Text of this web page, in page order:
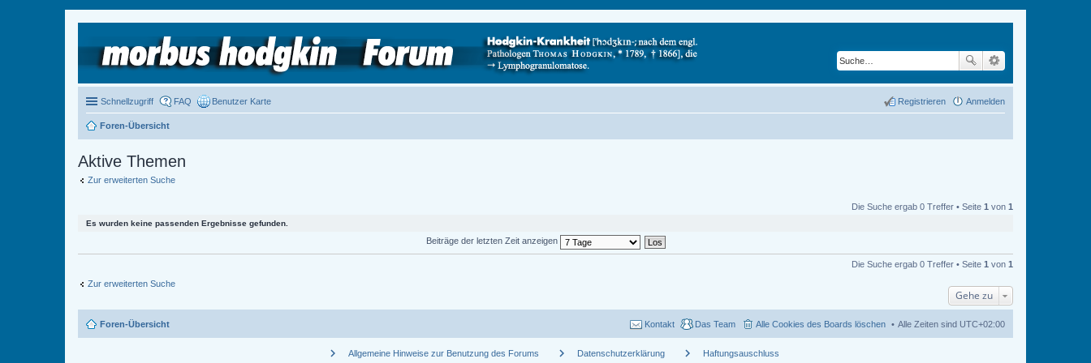
Schnellzugriff FAQ Benutzer Karte Anmelden
Registrieren
Foren-Übersicht
Aktive Themen
Zur erweiterten Suche
Die Suche ergab 0 Treffer • Seite 1 von 1
Es wurden keine passenden Ergebnisse gefunden.
Beiträge der letzten Zeit anzeigen
Die Suche ergab 0 Treffer • Seite 1 von 1
Zur erweiterten Suche
Gehe zu
Foren-Übersicht Alle Zeiten sind UTC+02:00
Alle Cookies des Boards löschen
Das Team
Kontakt
chevron_right Allgemeine Hinweise zur Benutzung des Forums chevron_right Datenschutzerklärung chevron_right Haftungsauschluss